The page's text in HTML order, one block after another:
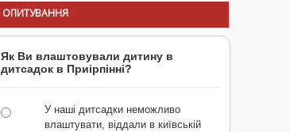
ОПИТУВАННЯ
Як Ви влаштовували дитину в
дитсадок в Приірпінні?
У наші дитсадки неможливо
влаштувати, віддали в київській